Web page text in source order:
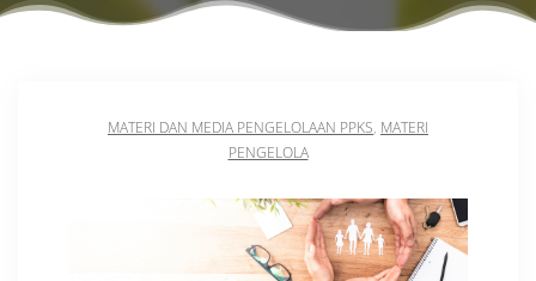
MATERI DAN MEDIA PENGELOLAAN PPKS, MATERI
PENGELOLA